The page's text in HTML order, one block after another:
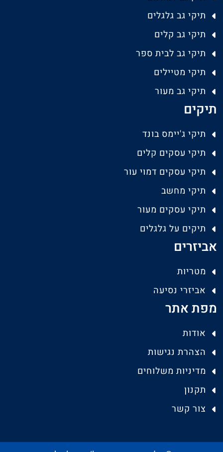
תיקי גב גלגלים
תיקי גב קלים
תיקי גב לבית ספר
תיקי מטיילים
תיקי גב מעור
תיקים
תיקי ג'יימס בונד
תיקי עסקים קלים
תיקי עסקים דמוי עור
תיקי מחשב
תיקי עסקים מעור
תיקים על גלגלים
אביזרים
מטריות
אביזרי נסיעה
מפת אתר
אודות
הצהרת נגישות
מדיניות משלוחים
תקנון
צור קשר